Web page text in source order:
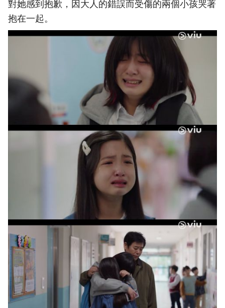
對她感到抱歉，因大人的錯誤而受傷的兩個小孩哭著
抱在一起。